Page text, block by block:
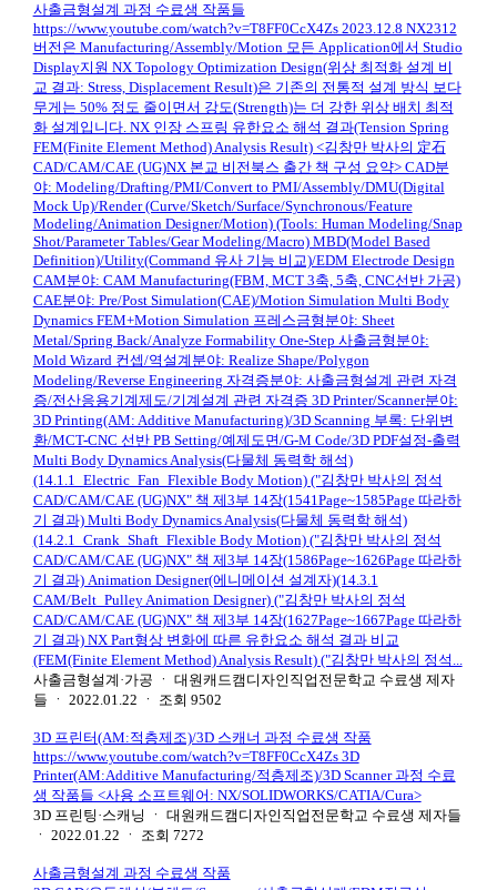
사출금형설계 과정 수료생 작품들
https://www.youtube.com/watch?v=T8FF0CcX4Zs 2023.12.8 NX2312
버전은 Manufacturing/Assembly/Motion 모든 Application에서 Studio
Display지원 NX Topology Optimization Design(위상 최적화 설계 비
교 결과: Stress, Displacement Result)은 기존의 전통적 설계 방식 보다
무게는 50% 정도 줄이면서 강도(Strength)는 더 강한 위상 배치 최적
화 설계입니다. NX 인장 스프링 유한요소 해석 결과(Tension Spring
FEM(Finite Element Method) Analysis Result) <김창만 박사의 定石
CAD/CAM/CAE (UG)NX 본교 비전북스 출간 책 구성 요약> CAD분
야: Modeling/Drafting/PMI/Convert to PMI/Assembly/DMU(Digital
Mock Up)/Render (Curve/Sketch/Surface/Synchronous/Feature
Modeling/Animation Designer/Motion) (Tools: Human Modeling/Snap
Shot/Parameter Tables/Gear Modeling/Macro) MBD(Model Based
Definition)/Utility(Command 유사 기능 비교)/EDM Electrode Design
CAM분야: CAM Manufacturing(FBM, MCT 3축, 5축, CNC선반 가공)
CAE분야: Pre/Post Simulation(CAE)/Motion Simulation Multi Body
Dynamics FEM+Motion Simulation 프레스금형분야: Sheet
Metal/Spring Back/Analyze Formability One-Step 사출금형분야:
Mold Wizard 컨셉/역설계분야: Realize Shape/Polygon
Modeling/Reverse Engineering 자격증분야: 사출금형설계 관련 자격
증/전산응용기계제도/기계설계 관련 자격증 3D Printer/Scanner분야:
3D Printing(AM: Additive Manufacturing)/3D Scanning 부록: 단위변
환/MCT-CNC 선반 PB Setting/예제도면/G-M Code/3D PDF설정-출력
Multi Body Dynamics Analysis(다물체 동력학 해석)
(14.1.1_Electric_Fan_Flexible Body Motion) ("김창만 박사의 정석
CAD/CAM/CAE (UG)NX" 책 제3부 14장(1541Page~1585Page 따라하
기 결과) Multi Body Dynamics Analysis(다물체 동력학 해석)
(14.2.1_Crank_Shaft_Flexible Body Motion) ("김창만 박사의 정석
CAD/CAM/CAE (UG)NX" 책 제3부 14장(1586Page~1626Page 따라하
기 결과) Animation Designer(에니메이션 설계자)(14.3.1
CAM/Belt_Pulley Animation Designer) ("김창만 박사의 정석
CAD/CAM/CAE (UG)NX" 책 제3부 14장(1627Page~1667Page 따라하
기 결과) NX Part형상 변화에 따른 유한요소 해석 결과 비교
(FEM(Finite Element Method) Analysis Result) ("김창만 박사의 정석...
사출금형설계·가공 ㆍ 대원캐드캠디자인직업전문학교 수료생 제자
들 ㆍ 2022.01.22 ㆍ 조회 9502
3D 프린터(AM:적층제조)/3D 스캐너 과정 수료생 작품
https://www.youtube.com/watch?v=T8FF0CcX4Zs 3D
Printer(AM:Additive Manufacturing/적층제조)/3D Scanner 과정 수료
생 작품들 <사용 소프트웨어: NX/SOLIDWORKS/CATIA/Cura>
3D 프린팅·스캐닝
ㆍ 대원캐드캠디자인직업전문학교 수료생 제자들
ㆍ 2022.01.22 ㆍ 조회 7272
사출금형설계 과정 수료생 작품